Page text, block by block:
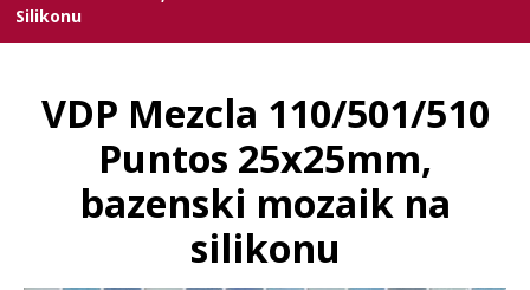
Silikonu
VDP Mezcla 110/501/510
Puntos 25x25mm,
bazenski mozaik na
silikonu